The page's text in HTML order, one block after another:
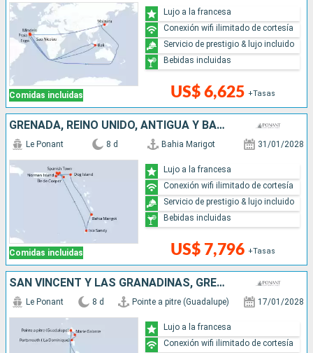
Comidas incluidas US$ 6,625 +Tasas
Lujo a la francesa
Conexión wifi ilimitado de cortesía
Servicio de prestigio & lujo incluido
Bebidas incluidas
GRENADA, REINO UNIDO, ANTIGUA Y BARBUDA, SANTA LUCIA
Comidas incluidas
Le Ponant 8 d Bahia Marigot 31/01/2028
US$ 7,796 +Tasas
Lujo a la francesa
Conexión wifi ilimitado de cortesía
Servicio de prestigio & lujo incluido
Bebidas incluidas
SAN VINCENT Y LAS GRANADINAS, GRENADA, SANTA LUCIA, DOMINICA
Le Ponant 8 d Pointe a pitre (Guadalupe) 17/01/2028
Lujo a la francesa
Conexión wifi ilimitado de cortesía